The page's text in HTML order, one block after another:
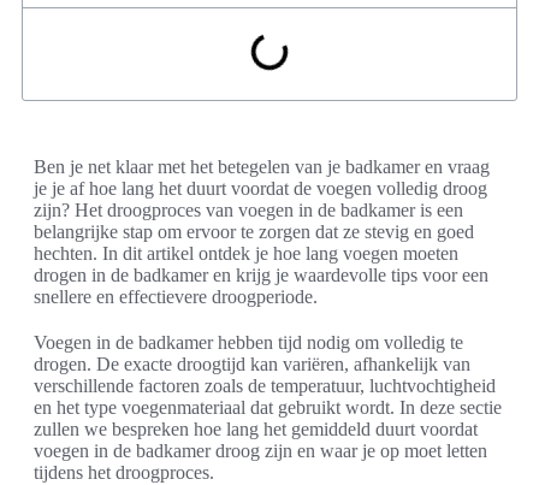
Ben je net klaar met het betegelen van je badkamer en vraag
je je af hoe lang het duurt voordat de voegen volledig droog
zijn? Het droogproces van voegen in de badkamer is een
belangrijke stap om ervoor te zorgen dat ze stevig en goed
hechten. In dit artikel ontdek je hoe lang voegen moeten
drogen in de badkamer en krijg je waardevolle tips voor een
snellere en effectievere droogperiode.
Voegen in de badkamer hebben tijd nodig om volledig te
drogen. De exacte droogtijd kan variëren, afhankelijk van
verschillende factoren zoals de temperatuur, luchtvochtigheid
en het type voegenmateriaal dat gebruikt wordt. In deze sectie
zullen we bespreken hoe lang het gemiddeld duurt voordat
voegen in de badkamer droog zijn en waar je op moet letten
tijdens het droogproces.